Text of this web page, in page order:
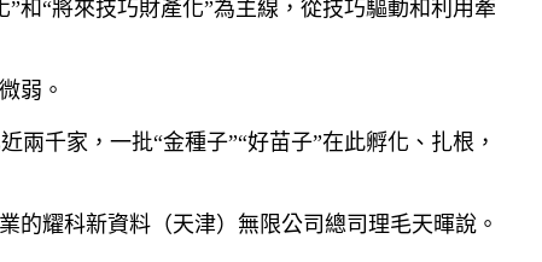
和“將來技巧財產化”為主線，從技巧驅動和利用牽
弱。
千家，一批“金種子”“好苗子”在此孵化、扎根，
的耀科新資料（天津）無限公司總司理毛天暉說。